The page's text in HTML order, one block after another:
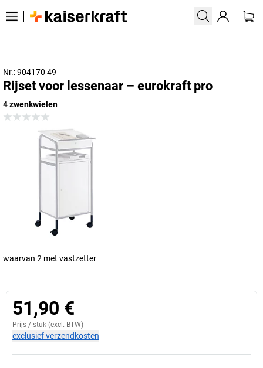
Nr.: 904170 49
Rijset voor lessenaar – eurokraft pro
4 zwenkwielen
waarvan 2 met vastzetter
51,90 €
Prijs / stuk (excl. BTW)
exclusief verzendkosten